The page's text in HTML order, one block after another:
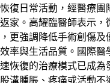
復日常活動，經醫療團
家。高耀臨醫師表示，
更強調降低手術創傷及
率與生活品質。國際醫
恢復的治療模式已成為
溝腫脹、疼痛或活動不